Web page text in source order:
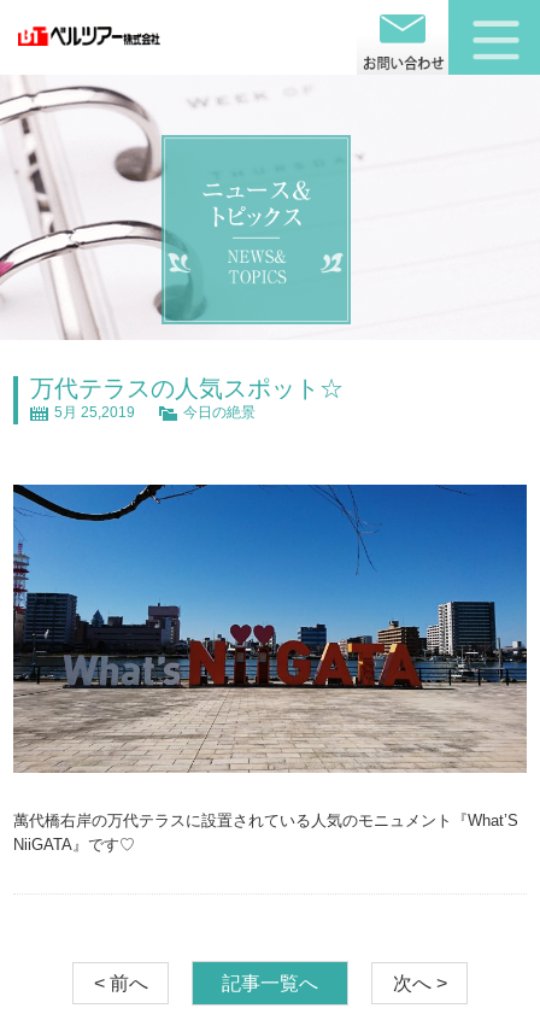
万代テラスの人気スポット☆
5月 25,2019 今日の絶景
萬代橋右岸の万代テラスに設置されている人気のモニュメント『What’S
NiiGATA』です♡
< 前へ 記事一覧へ 次へ >